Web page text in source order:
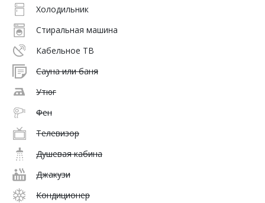
Холодильник
Стиральная машина
Кабельное ТВ
Сауна или баня
Утюг
Фен
Телевизор
Душевая кабина
Джакузи
Кондиционер